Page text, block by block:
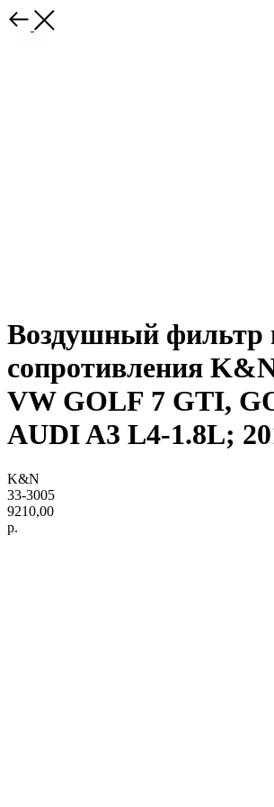
Воздушный фильтр
сопротивления
VW GOLF 7 GTI,
AUDI A3 L4-1.8L;
K&N
33-3005
9210,00
р.